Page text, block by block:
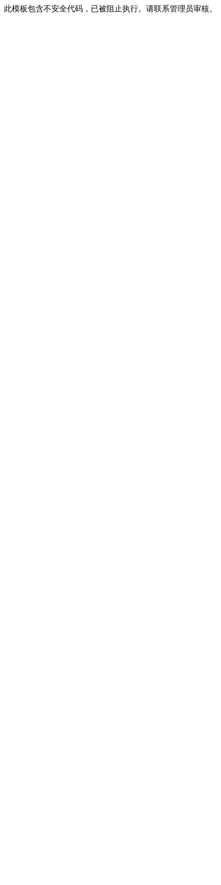
此模板包含不安全代码，已被阻止执行。请联系管理员审核。